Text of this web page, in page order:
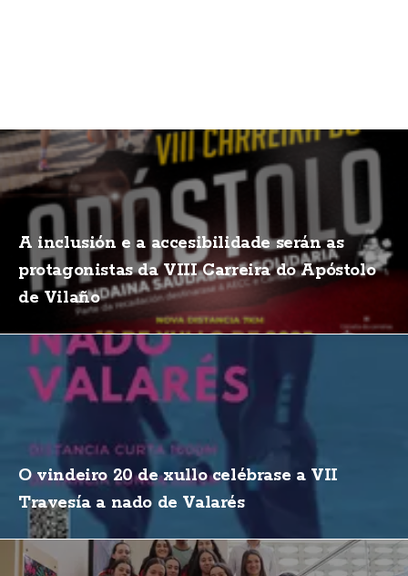
A inclusión e a accesibilidade serán as
protagonistas da VIII Carreira do Apóstolo
de Vilaño
O vindeiro 20 de xullo celébrase a VII
Travesía a nado de Valarés